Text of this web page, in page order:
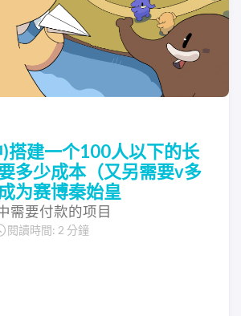
搭建一个100人以下的长
多少成本（又另需要v多
为赛博秦始皇
需要付款的项目
閱讀時間: 2 分鐘